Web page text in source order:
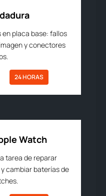
placa base: fallos
y conectores
24 HORAS
Watch
tarea de reparar
cambiar baterías de